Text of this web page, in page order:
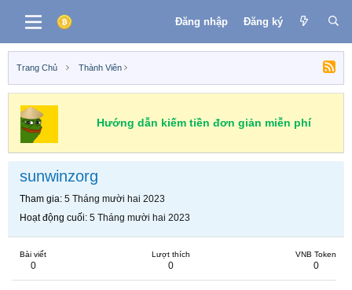
Đăng nhập Đăng ký
Trang Chủ Thành Viên
Hướng dẫn kiếm tiền đơn giản miễn phí
sunwinzorg
Tham gia 5 Tháng mười hai 2023
Hoạt động cuối 5 Tháng mười hai 2023
Bài viết
0
Lượt thích
0
VNB Token
0